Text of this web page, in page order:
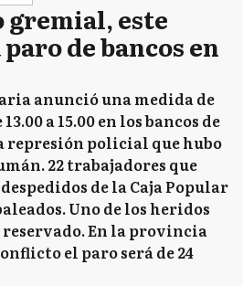
este
de bancos en
anunció una medida de
a 15.00 en los bancos de
represión policial que hubo
22 trabajadores que
de la Caja Popular
Uno de los heridos
En la provincia
el paro será de 24